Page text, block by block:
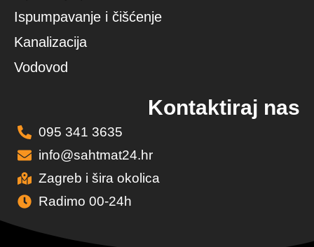
Ispumpavanje i čišćenje
Kanalizacija
Vodovod
Kontaktiraj nas
095 341 3635
info@sahtmat24.hr
Zagreb i šira okolica
Radimo 00-24h